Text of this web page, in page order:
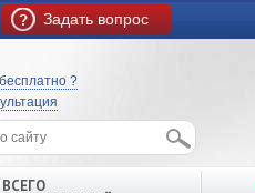
Задать вопрос
?
ВСЕГО